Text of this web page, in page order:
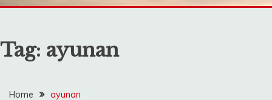
Tag: ayunan
Home ayunan